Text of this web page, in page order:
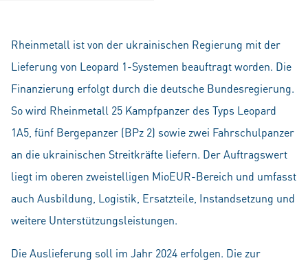
Rheinmetall ist von der ukrainischen Regierung mit der
Lieferung von Leopard 1-Systemen beauftragt worden. Die
Finanzierung erfolgt durch die deutsche Bundesregierung.
So wird Rheinmetall 25 Kampfpanzer des Typs Leopard
1A5, fünf Bergepanzer (BPz 2) sowie zwei Fahrschulpanzer
an die ukrainischen Streitkräfte liefern. Der Auftragswert
liegt im oberen zweistelligen MioEUR-Bereich und umfasst
auch Ausbildung, Logistik, Ersatzteile, Instandsetzung und
weitere Unterstützungs­leistungen.
Die Auslieferung soll im Jahr 2024 erfolgen. Die zur